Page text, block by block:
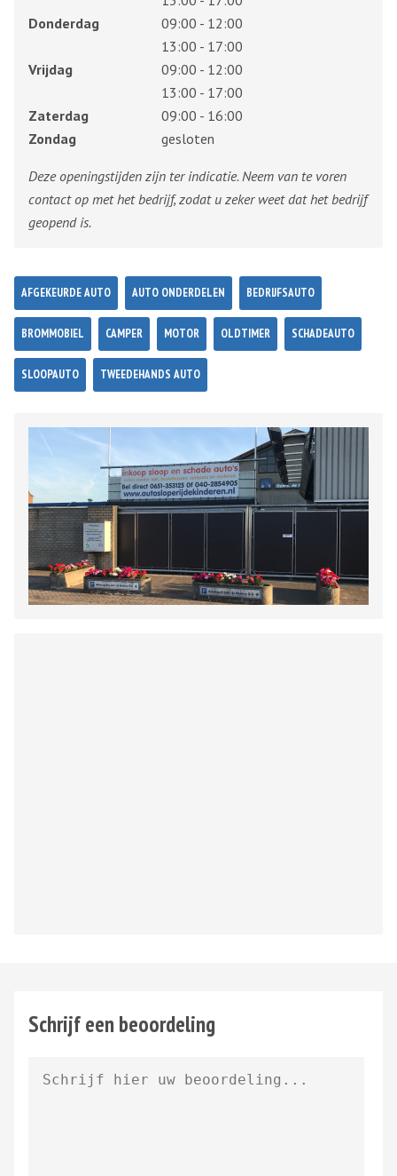
Donderdag
09:00 - 12:00
13:00 - 17:00
Vrijdag
09:00 - 12:00
13:00 - 17:00
Zaterdag
09:00 - 16:00
Zondag
gesloten
Deze openingstijden zijn ter indicatie. Neem van te voren
contact op met het bedrijf, zodat u zeker weet dat het bedrijf
geopend is.
AFGEKEURDE AUTO AUTO ONDERDELEN BEDRIJFSAUTO
BROMMOBIEL CAMPER MOTOR OLDTIMER SCHADEAUTO
SLOOPAUTO TWEEDEHANDS AUTO
Schrijf een beoordeling